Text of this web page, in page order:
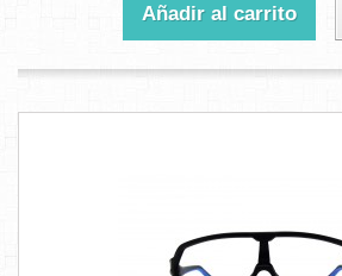
Añadir al carrito